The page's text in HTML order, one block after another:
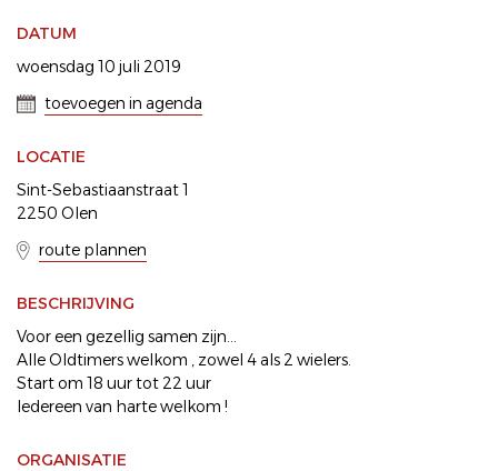
DATUM
woensdag 10 juli 2019
toevoegen in agenda
LOCATIE
Sint-Sebastiaanstraat 1
2250 Olen
route plannen
BESCHRIJVING
Voor een gezellig samen zijn...
Alle Oldtimers welkom , zowel 4 als 2 wielers.
Start om 18 uur tot 22 uur
Iedereen van harte welkom !
ORGANISATIE